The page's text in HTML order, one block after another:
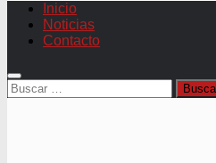
Inicio
Noticias
Contacto
Buscar: